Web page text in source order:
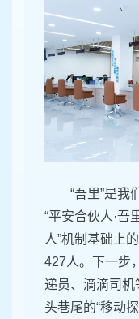
“吾里”是我
“平安合伙人·吾
人”机制基础上
427人。下一步
递员、滴滴司
头巷尾的“移动